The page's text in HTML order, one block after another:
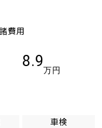
諸費用
8.9
万円
車検